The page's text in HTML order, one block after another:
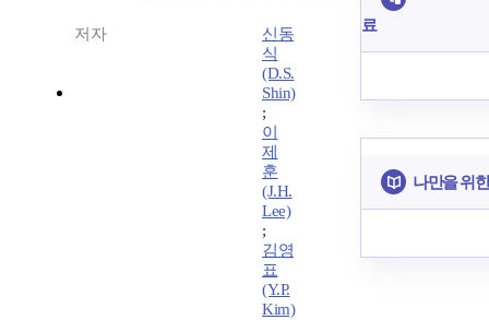
저자
신동
식
(D.S.
Shin)
;
이
제
훈
(J.H.
Lee)
;
김영
표
(Y.P.
Kim)
료
나만을 위